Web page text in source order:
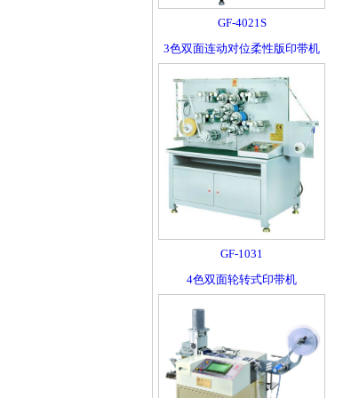
GF-4021S
3色双面连动对位柔性版印带机
GF-1031
4色双面轮转式印带机